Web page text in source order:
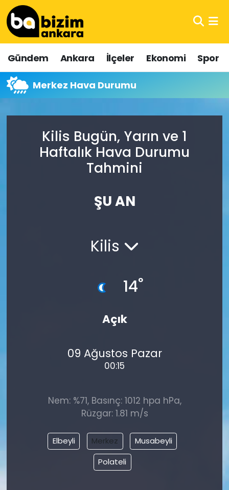
Gündem Ankara İlçeler Ekonomi Spor
Merkez Hava Durumu
Kilis Bugün, Yarın ve 1
Haftalık Hava Durumu
Tahmini
ŞU AN
Kilis
14°
Açık
09 Ağustos Pazar
00:15
Nem: %71, Basınç: 1012 hpa hPa,
Rüzgar: 1.81 m/s
Elbeyli Merkez
Musabeyli
Polateli
Hava Durumu
Trafik Durumu
Süper Lig Puan Durumu ve Fikstür
Tüm Manşetler
Son Dakika Haberleri